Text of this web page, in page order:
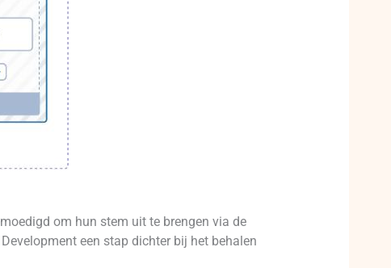
om hun stem uit te brengen via de
een stap dichter bij het behalen